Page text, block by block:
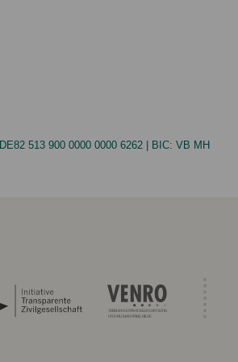
DE82 513 900 0000 0000 6262 | BIC: VB MH